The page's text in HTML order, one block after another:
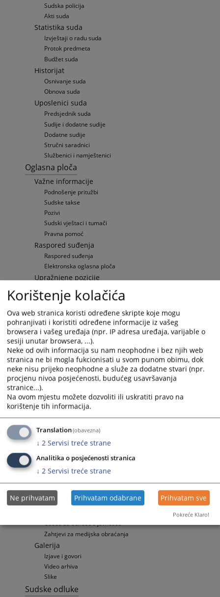
Sudska policija
Akti suda
Statistika suda
Izvještaji o radu suda
Protok predmeta
Budžet suda
Historijat
Osnivanje suda
Obnova suda
Uposlenici suda
Predsjednik suda
Sudije i dodatne sudije
Dodatne sudije
Stručni saradnici
Službenici i namještenici
Oglasna ploča
Važne informacije
Podnošenje pritužbi
Sudske takse
Pozivi
Sudski vještaci i tumači
Pravna pomoć
Raspored suđenja
Raspored suđenja
Elektronska oglasna ploča
Upražnjene pozicije
Opće informacije
Objavljene pozicije
Sudska prodaja
Nekretnine
Vozila
Ostale prodaje
Vaša pitanja
Često postavljana pitanja
Često postavljana pitanja
Specifična pitanja
Zemljišno-knjižni izvadak
Odnosi s javnošću
Vijesti
Objave presuda
Saopćenja za javnost
Publikacije
Ostale publikacije
Zakon o slobodi pristupa informacijama
Osoba za odnose s javnošću
Zahtjevi za medijska obraćanja
Galerija
Izjave i govori
Video arhiva
Slike
Sudske odluke
Korištenje kolačića
Ova web stranica koristi određene skripte koje mogu
pohranjivati i koristiti određene informacije iz vašeg
browsera i vašeg uređaja (npr. IP adresa uređaja, varijable o
sesiji unutar browsera, ...).
Neke od ovih informacija su nam neophodne i bez njih web
stranica ne bi mogla fukcionisati u svom punom obimu, dok
neke nisu prijeko neophodne a služe za dodatne stvari (npr.
procjenu nivoa posjećenosti, budućeg usavršavanja
stranice...).
Na ovom mjestu možete dozvoliti ili uskratiti pravo na
korištenje tih informacija.
Translation(obavezna)
↓ 2 Servisi treće strane
Analitika o posjećenosti stranica
↓ 2 Servisi treće strane
Ne prihvatam Prihvatam odabrane Prihvatam sve
Pokreće Klaro!